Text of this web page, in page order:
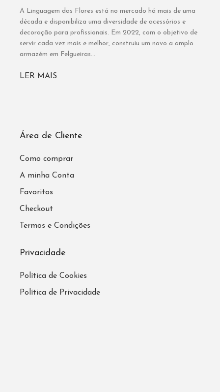
A Linguagem das Flores está no mercado há mais de uma
década e disponibiliza uma diversidade de acessórios e
decoração para profissionais. Em 2022, com o objetivo de
servir cada vez mais e melhor, construiu um novo a amplo
armazém em Felgueiras...
LER MAIS
Área de Cliente
Como comprar
A minha Conta
Favoritos
Checkout
Termos e Condições
Privacidade
Política de Cookies
Política de Privacidade